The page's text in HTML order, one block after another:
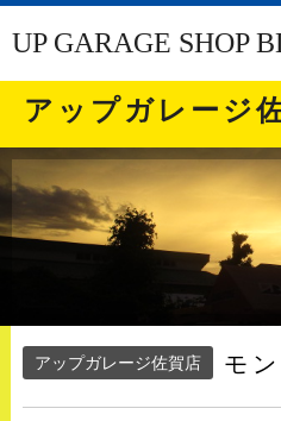
UP GARAGE SHOP
アップガレージ
アップガレージ佐賀店 モ